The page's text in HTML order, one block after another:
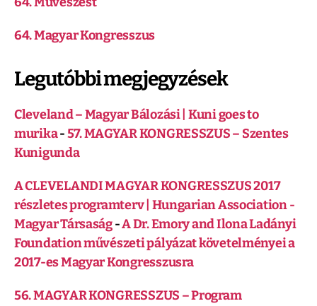
64. Magyar Kongresszus
Legutóbbi megjegyzések
Cleveland – Magyar Bálozási | Kuni goes to
murika-57. MAGYAR KONGRESSZUS – Szentes
Kunigunda
A CLEVELANDI MAGYAR KONGRESSZUS 2017
részletes programterv | Hungarian Association -
Magyar Társaság-A Dr. Emory and Ilona Ladányi
Foundation művészeti pályázat követelményei a
2017-es Magyar Kongresszusra
56. MAGYAR KONGRESSZUS – Program